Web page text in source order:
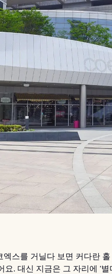
엑스를 거닐다 보면 커다란
요. 대신 지금은 그 자리에 ‘